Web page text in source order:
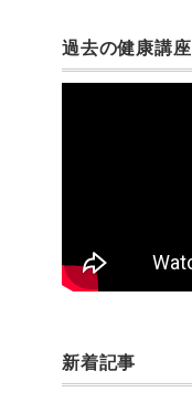
過去の健康講座
新着記事